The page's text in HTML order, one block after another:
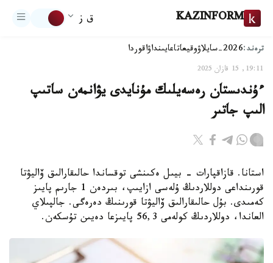
KAZINFORM ق ز
ترەند:2026-سايلاۋ وقيعاتاعايىنداۋاقوردا
19:11, 15 قازان 2025
ءۇندىستان رەسەيلىك مۇنايدى يۋانمەن ساتىپ
الىپ جاتىر
استانا. قازاقپارات - بيىل ەكىنشى توقساندا حالىقارالىق ۆاليۋتا
قورىنداعى دوللاردىڭ ۇلەسى ازايىپ، بىردەن 1 جارىم پايىز
كەمىدى. بۇل حالىقارالىق ۆاليۋتا قورىنىڭ دەرەگى. جالپىلاي
العاندا، دوللاردىڭ كولەمى 56,3 پايىزعا دەيىن تۇسكەن.